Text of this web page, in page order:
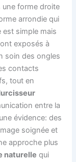
une forme droite
arrondie qui
est simple mais
exposés à
soin des ongles
contacts
tout en
entre la
évidence: des
soignée et
approche plus
naturelle qui